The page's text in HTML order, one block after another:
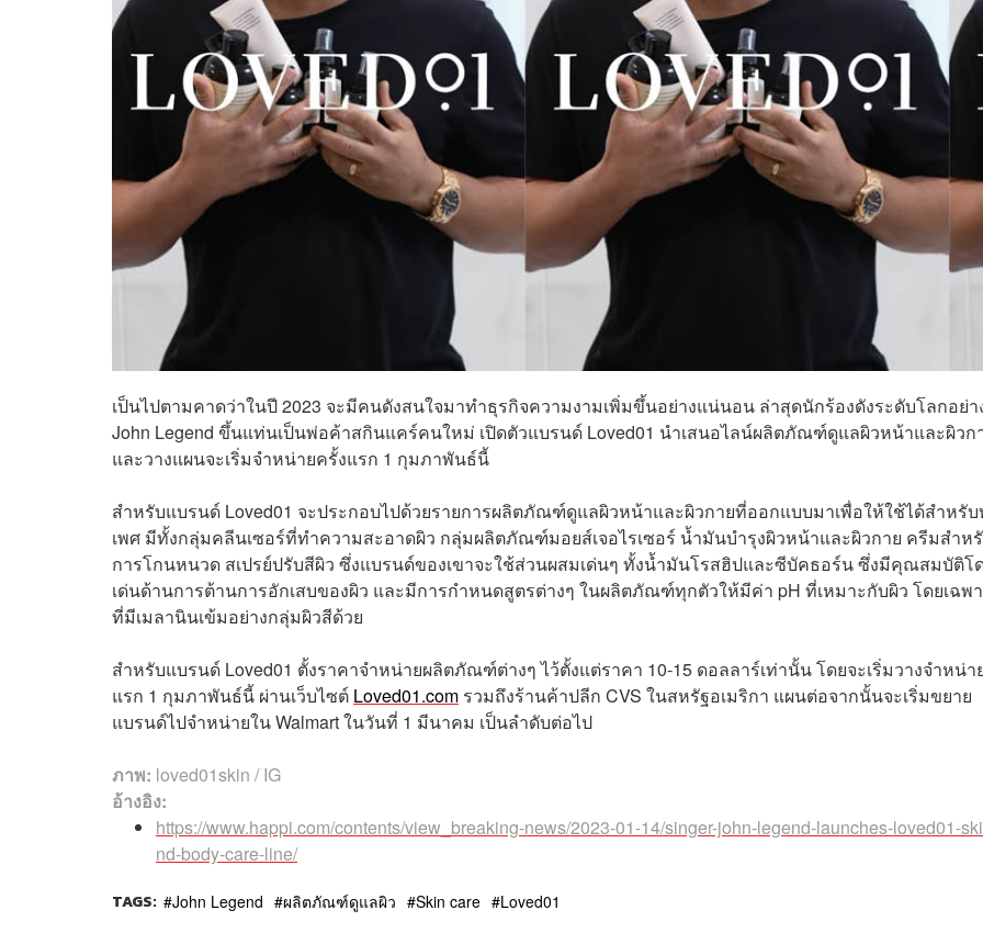
เป็นไปตามคาดว่าในปี 2023 จะมีคนดังสนใจมาทำธุรกิจความงามเพิ่มขึ้นอย่างแน่นอน ล่าสุดนักร้องดังระดับโลกอย่า
John Legend ขึ้นแท่นเป็นพ่อค้าสกินแคร์คนใหม่ เปิดตัวแบรนด์ Loved01 นำเสนอไลน์ผลิตภัณฑ์ดูแลผิวหน้าและผิวก
และวางแผนจะเริ่มจำหน่ายครั้งแรก 1 กุมภาพันธ์นี้
สำหรับแบรนด์ Loved01 จะประกอบไปด้วยรายการผลิตภัณฑ์ดูแลผิวหน้าและผิวกายที่ออกแบบมาเพื่อให้ใช้ได้สำหรั
เพศ มีทั้งกลุ่มคลีนเซอร์ที่ทำความสะอาดผิว กลุ่มผลิตภัณฑ์มอยส์เจอไรเซอร์ น้ำมันบำรุงผิวหน้าและผิวกาย ครีมสำห
การโกนหนวด สเปรย์ปรับสีผิว ซึ่งแบรนด์ของเขาจะใช้ส่วนผสมเด่นๆ ทั้งน้ำมันโรสฮิปและซีบัคธอร์น ซึ่งมีคุณสมบัติโ
เด่นด้านการต้านการอักเสบของผิว และมีการกำหนดสูตรต่างๆ ในผลิตภัณฑ์ทุกตัวให้มีค่า pH ที่เหมาะกับผิว โดยเฉพ
ที่มีเมลานินเข้มอย่างกลุ่มผิวสีด้วย
สำหรับแบรนด์ Loved01 ตั้งราคาจำหน่ายผลิตภัณฑ์ต่างๆ ไว้ตั้งแต่ราคา 10-15 ดอลลาร์เท่านั้น โดยจะเริ่มวางจำหน่า
แรก 1 กุมภาพันธ์นี้ ผ่านเว็บไซต์ Loved01.com รวมถึงร้านค้าปลีก CVS ในสหรัฐอเมริกา แผนต่อจากนั้นจะเริ่มขยาย
แบรนด์ไปจำหน่ายใน Walmart ในวันที่ 1 มีนาคม เป็นลำดับต่อไป
ภาพ: loved01skin / IG
อ้างอิง:
https://www.happi.com/contents/view_breaking-news/2023-01-14/singer-john-legend-launches-loved01-
nd-body-care-line/
TAGS: John Legend ผลิตภัณฑ์ดูแลผิว Skin care Loved01